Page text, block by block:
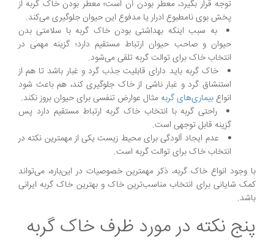
توجه قرار بگیرد، معطر بودن آن است؛ معطر بودن خاک گربه از
پخش بوی نامطبوع ادرار یا مدفوع این حیوان جلوگیری می‌کند.
به سبب اینکه بهداشتی بودن خاک گربه با سلامتی بدن
حیوان و صاحب حیوان ارتباط مستقیم دارد؛ گزینه مهمی در
انتخاب خاک برای توالت گربه تلقی می‌شود.
خاک گربه باید دارای قابلیت جذب گرد و غبار باشد تا هم از
استنشاق گرد و غبار ناشی از خاک جلوگیری کند، هم باعث شود
انواعبیماری‌های گربه مثال عوارض تنفسی برای حیوان بروز نکند.
راحتی گربه با انتخاب خاک گربه ارتباط مستقیم دارد پس
گزینه قابل توجهی است.
عدم ایجاد آلودگی برای محیط زیست یکی از مهمترین نکته در
انتخاب خاک برای توالت گربه است.
با وجود انواع خاک گربه، ذکر مهمترین خصوصیات در این‌باره، می‌تواند
کمک شایانی برای انتخاب مناسب‌ترین خاک و بهترین خاک گربه ایرانی
باشد.
پنج نکته در مورد ظرف خاک گربه